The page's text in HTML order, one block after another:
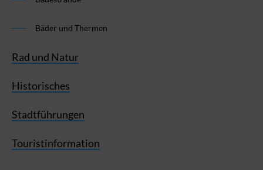
Bäder und Thermen
Rad und Natur
Historisches
Stadtführungen
Touristinformation